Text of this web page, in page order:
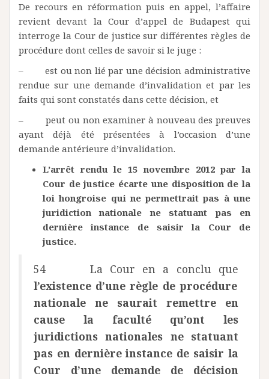
De recours en réformation puis en appel, l’affaire
revient devant la Cour d’appel de Budapest qui
interroge la Cour de justice sur différentes règles de
procédure dont celles de savoir si le juge :
– est ou non lié par une décision administrative
rendue sur une demande d’invalidation et par les
faits qui sont constatés dans cette décision, et
– peut ou non examiner à nouveau des preuves
ayant déjà été présentées à l’occasion d’une
demande antérieure d’invalidation.
L’arrêt rendu le 15 novembre 2012 par la
Cour de justice écarte une disposition de la
loi hongroise qui ne permettrait pas à une
juridiction nationale ne statuant pas en
dernière instance de saisir la Cour de
justice.
54 La Cour en a conclu que
l’existence d’une règle de procédure
nationale ne saurait remettre en
cause la faculté qu’ont les
juridictions nationales ne statuant
pas en dernière instance de saisir la
Cour d’une demande de décision